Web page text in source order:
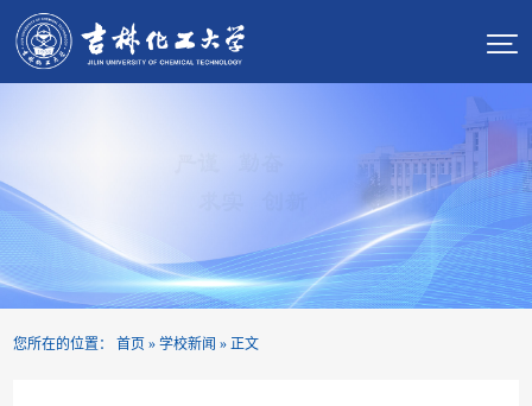

您所在的位置：首页 »学校新闻 » 正文